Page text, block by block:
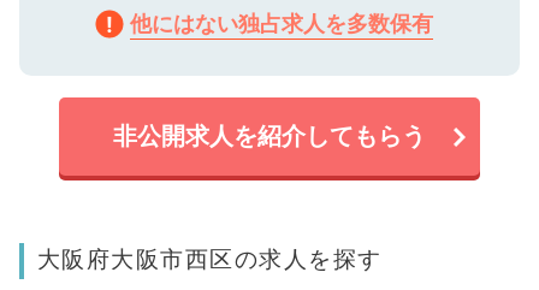
他にはない独占求人を多数保有
非公開求人を紹介してもらう
大阪府大阪市西区の求人を探す